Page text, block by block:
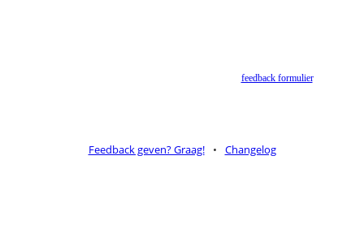
feedback formulier.
Feedback geven? Graag! • Changelog